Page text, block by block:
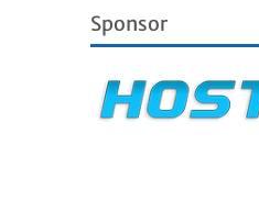
Sponsor